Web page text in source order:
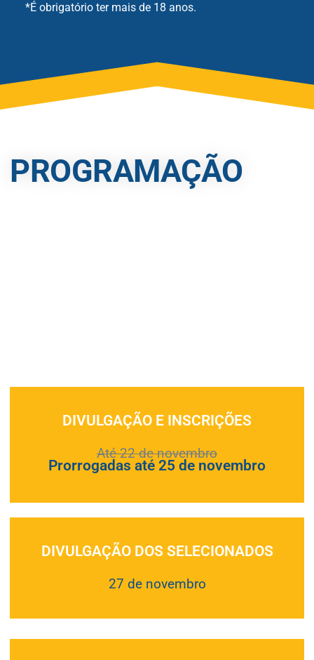
*É obrigatório ter mais de 18 anos.
PROGRAMAÇÃO
DIVULGAÇÃO E INSCRIÇÕES
Até 22 de novembro
Prorrogadas até 25 de novembro
DIVULGAÇÃO DOS SELECIONADOS
27 de novembro